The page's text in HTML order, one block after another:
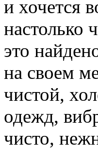
и хочется
настолько
это
на своем
чистой,
одежд,
чисто,